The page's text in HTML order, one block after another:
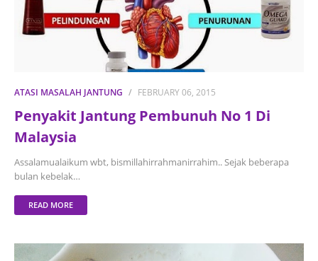
ATASI MASALAH JANTUNG FEBRUARY 06, 2015
Penyakit Jantung Pembunuh No 1 Di
Malaysia
Assalamualaikum wbt, bismillahirrahmanirrahim.. Sejak beberapa
bulan kebelak…
READ MORE